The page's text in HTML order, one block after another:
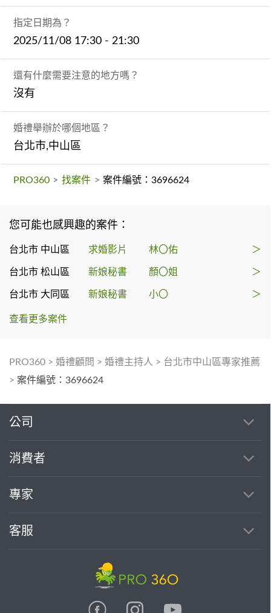
指定日期為？
2025/11/08 17:30 - 21:30
還有什麼需要注意的地方嗎？
沒有
婚禮舉辦於哪個地區？
台北市,中山區
PRO360 > 找案件 > 案件編號：3696624
您可能也感興趣的案件：
台北市 中山區 求婚影片 林〇佑 ＞
台北市 松山區 新娘秘書 顏〇姐 ＞
台北市 大同區 新娘秘書 小〇 ＞
查看更多案件
PRO360 > 婚禮顧問 > 婚禮主持人 > 台北市中山區專家推薦
> 案件編號：3696624
公司
消費者
專家
客服